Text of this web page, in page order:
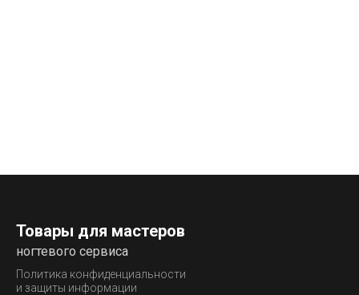
Товары для мастеров
ногтевого сервиса
Политика конфиденциальности
и защиты информации